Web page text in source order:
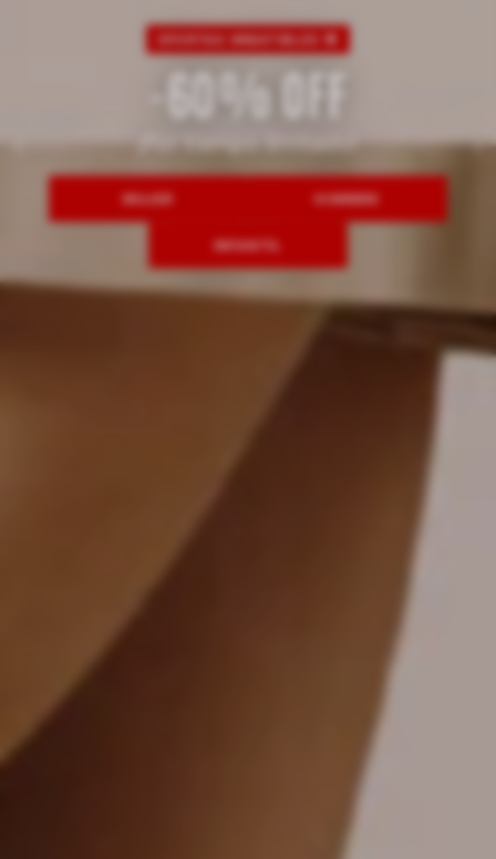
CALZADO MUJER
HASTA 40% OFF
¡Por pocos días!
ZAPATILLAS CASUAL &VESTIR
BOTAS & BOTINES